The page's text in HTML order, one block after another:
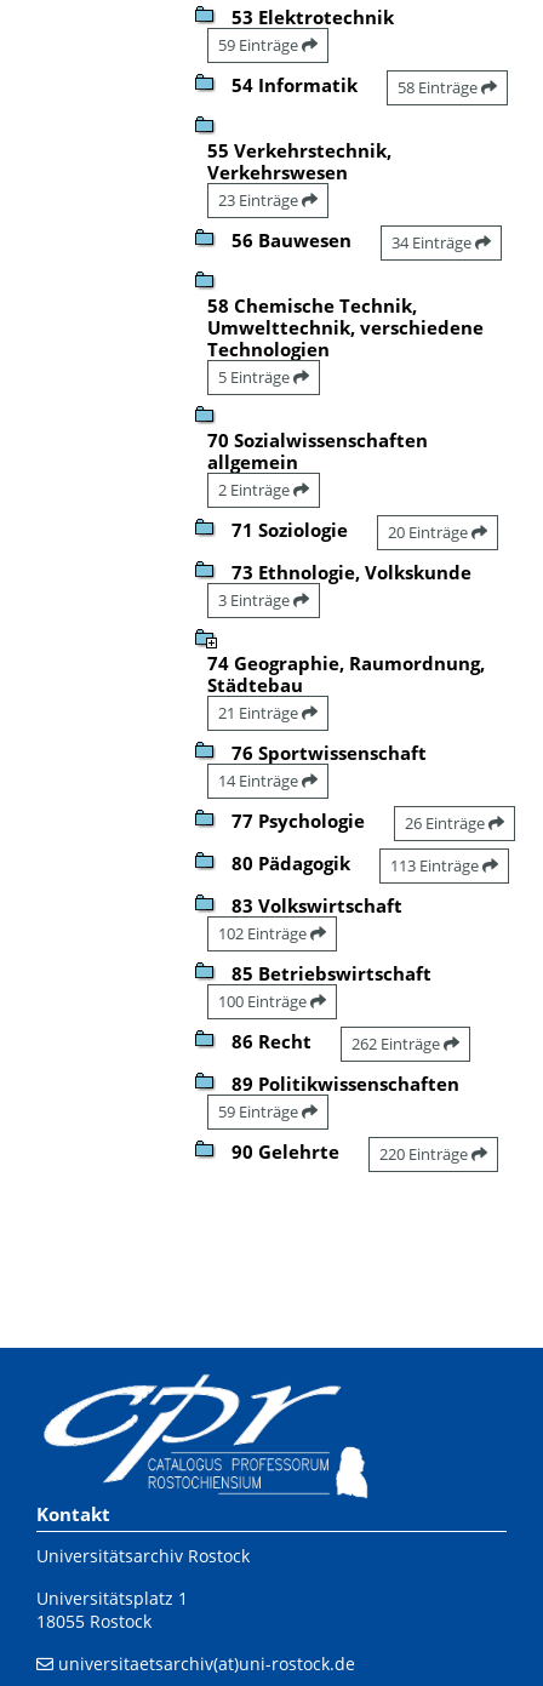
53 Elektrotechnik
59 Einträge
54 Informatik 58 Einträge
55 Verkehrstechnik,
Verkehrswesen
23 Einträge
56 Bauwesen 34 Einträge
58 Chemische Technik,
Umwelttechnik, verschiedene
Technologien
5 Einträge
70 Sozialwissenschaften
allgemein
2 Einträge
71 Soziologie 20 Einträge
73 Ethnologie, Volkskunde
3 Einträge
74 Geographie, Raumordnung,
Städtebau
21 Einträge
76 Sportwissenschaft
14 Einträge
77 Psychologie 26 Einträge
80 Pädagogik 113 Einträge
83 Volkswirtschaft
102 Einträge
85 Betriebswirtschaft
100 Einträge
86 Recht 262 Einträge
89 Politikwissenschaften
59 Einträge
90 Gelehrte 220 Einträge
Kontakt
Universitätsarchiv Rostock
Universitätsplatz 1
18055 Rostock
universitaetsarchiv(at)uni-rostock.de